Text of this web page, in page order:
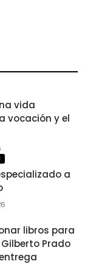
vida
vocación y el
a
libros para
Prado